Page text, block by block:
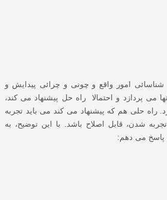
امور واقع و چونی و چرائی پیدایش و
می پردازد و احتمالا راه حل پیشنهاد می کند،
راه حلی هم که پیشنهاد می کند می باید تجربه
شدن، قابل اصلاح باشد. با این توضیح، به
پاسخ می دهم: